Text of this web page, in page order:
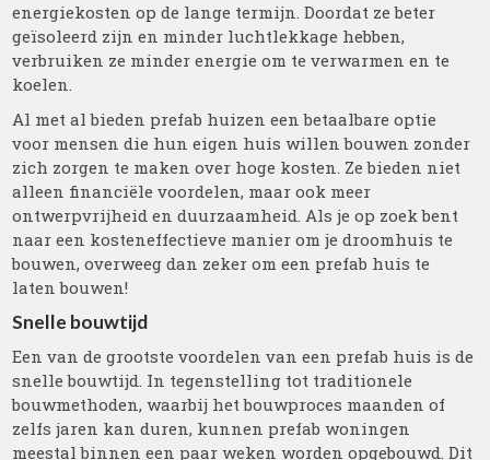
energiekosten op de lange termijn. Doordat ze beter
geïsoleerd zijn en minder luchtlekkage hebben,
verbruiken ze minder energie om te verwarmen en te
koelen.
Al met al bieden prefab huizen een betaalbare optie
voor mensen die hun eigen huis willen bouwen zonder
zich zorgen te maken over hoge kosten. Ze bieden niet
alleen financiële voordelen, maar ook meer
ontwerpvrijheid en duurzaamheid. Als je op zoek bent
naar een kosteneffectieve manier om je droomhuis te
bouwen, overweeg dan zeker om een prefab huis te
laten bouwen!
Snelle bouwtijd
Een van de grootste voordelen van een prefab huis is de
snelle bouwtijd. In tegenstelling tot traditionele
bouwmethoden, waarbij het bouwproces maanden of
zelfs jaren kan duren, kunnen prefab woningen
meestal binnen een paar weken worden opgebouwd. Dit